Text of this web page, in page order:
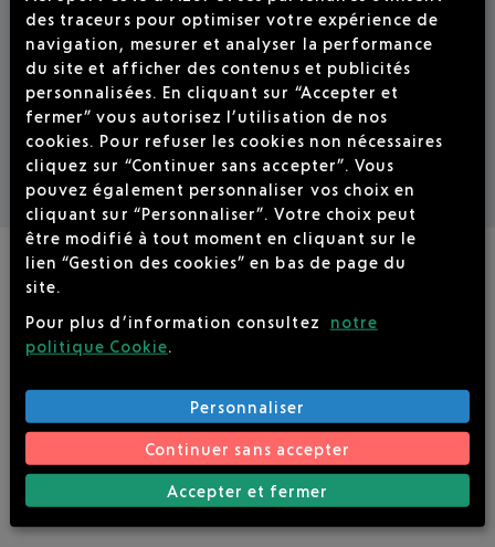
des traceurs pour optimiser votre expérience de
navigation, mesurer et analyser la performance
du site et afficher des contenus et publicités
personnalisées. En cliquant sur “Accepter et
fermer” vous autorisez l’utilisation de nos
cookies. Pour refuser les cookies non nécessaires
cliquez sur “Continuer sans accepter”. Vous
pouvez également personnaliser vos choix en
cliquant sur “Personnaliser”. Votre choix peut
être modifié à tout moment en cliquant sur le
lien “Gestion des cookies” en bas de page du
site.
Pour plus d’information consultez
notre
politique Cookie.
Personnaliser
Continuer sans accepter
Accepter et fermer